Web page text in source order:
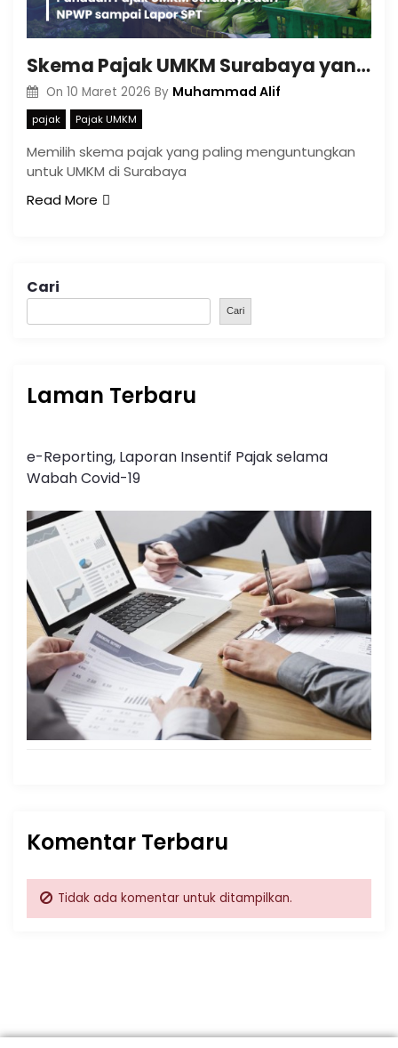
Skema Pajak UMKM Surabaya yang Paling Efisien untuk Bisnis
On 10 Maret 2026 By Muhammad Alif
pajak Pajak UMKM
Memilih skema pajak yang paling menguntungkan
untuk UMKM di Surabaya
Read More
Cari
Cari
Laman Terbaru
e-Reporting, Laporan Insentif Pajak selama
Wabah Covid-19
Komentar Terbaru
Tidak ada komentar untuk ditampilkan.